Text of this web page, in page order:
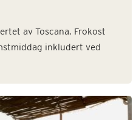
av Toscana. Frokost
inkludert ved